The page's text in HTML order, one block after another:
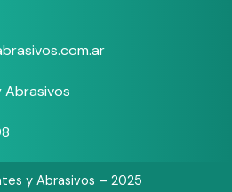
Abrasivos
y Abrasivos – 2025